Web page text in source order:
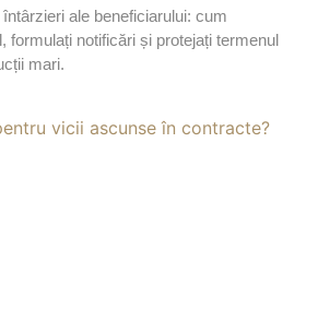
ale beneficiarului: cum
formulați notificări și protejați termenul
mari.